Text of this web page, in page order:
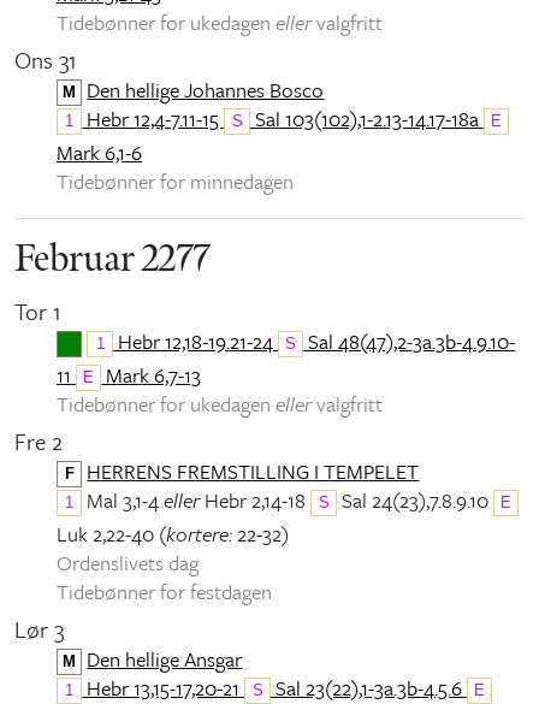
Tidebønner for ukedagen ellervalgfritt
Ons 31
M Den hellige Johannes Bosco
1 Hebr 12,4-7.11-15 S Sal 103(102),1-2.13-14.17-18a E
Mark 6,1-6
Tidebønner for minnedagen
Februar 2277
Tor 1
1 Hebr 12,18-19.21-24 S
Sal 48(47),2-3a.3b-4.9.10-
11
E
Mark 6,7-13
Tidebønner for ukedagen ellervalgfritt
Fre 2
F HERRENS FREMSTILLING I TEMPELET
1 Mal 3,1-4ellerHebr 2,14-18 S Sal 24(23),7.8.9.10 E
Luk 2,22-40 (kortere:22-32)
Ordenslivets dag
Tidebønner for festdagen
Lør 3
M Den hellige Ansgar
1 Hebr 13,15-17,20-21 S Sal 23(22),1-3a.3b-4.5.6 E